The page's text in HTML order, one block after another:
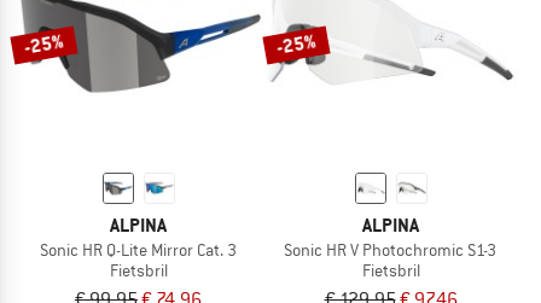
-25%
ALPINA
Sonic HR Q-Lite Mirror Cat. 3
Fietsbril
-25%
ALPINA
Sonic HR V Photochromic S1-3
Fietsbril